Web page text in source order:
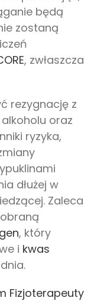
będą
zostaną
, zwłaszcza
rezygnację z
oraz
ryzyka,
dłużej w
Zaleca
, który
i kwas